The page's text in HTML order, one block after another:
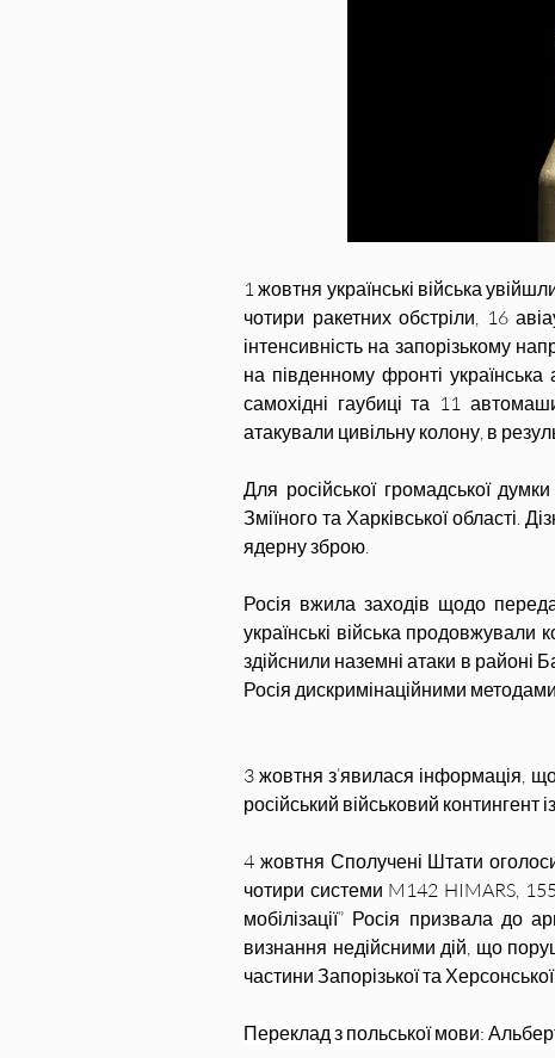
1 жовтня українські війська
чотири ракетних обстріли, 16
інтенсивність на запорізькому
на південному фронті українська
самохідні гаубиці та 11
атакували цивільну колону, в
Для російської громадської
Зміїного та Харківської області.
ядерну зброю.
Росія вжила заходів щодо
українські війська продовжували
здійснили наземні атаки в районі
Росія дискримінаційними
3 жовтня з’явилася інформація, що
російський військовий контингент
4 жовтня Сполучені Штати
чотири системи M142 HIMARS,
мобілізації” Росія призвала до
визнання недійсними дій, що
частини Запорізької та
Переклад з польської мови: